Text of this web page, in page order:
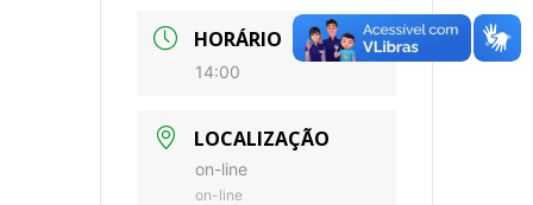
HORÁRIO
14:00
LOCALIZAÇÃO
on-line
on-line